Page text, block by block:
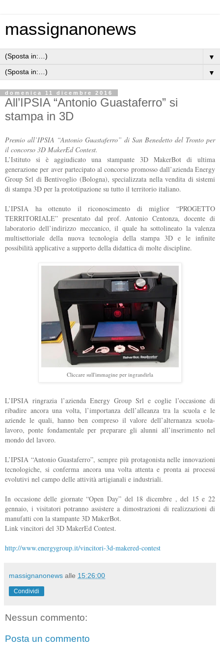
massignanonews
▼
▼
domenica 11 dicembre 2016
All’IPSIA “Antonio Guastaferro” si
stampa in 3D
Premio all’IPSIA “Antonio Guastaferro” di San Benedetto del Tronto per
il concorso 3D MakerEd Contest.
L’Istituto si è aggiudicato una stampante 3D MakerBot di ultima
generazione per aver partecipato al concorso promosso dall’azienda Energy
Group Srl di Bentivoglio (Bologna), specializzata nella vendita di sistemi
di stampa 3D per la prototipazione su tutto il territorio italiano.
L’IPSIA ha ottenuto il riconoscimento di miglior “PROGETTO
TERRITORIALE” presentato dal prof. Antonio Centonza, docente di
laboratorio dell’indirizzo meccanico, il quale ha sottolineato la valenza
multisettoriale della nuova tecnologia della stampa 3D e le infinite
possibilità applicative a supporto della didattica di molte discipline.
Cliccare sull'immagine per ingrandirla
L’IPSIA ringrazia l’azienda Energy Group Srl e coglie l’occasione di
ribadire ancora una volta, l’importanza dell’alleanza tra la scuola e le
aziende le quali, hanno ben compreso il valore dell’alternanza scuola-
lavoro, ponte fondamentale per preparare gli alunni all’inserimento nel
mondo del lavoro.
L’IPSIA “Antonio Guastaferro”, sempre più protagonista nelle innovazioni
tecnologiche, si conferma ancora una volta attenta e pronta ai processi
evolutivi nel campo delle attività artigianali e industriali.
In occasione delle giornate “Open Day” del 18 dicembre , del 15 e 22
gennaio, i visitatori potranno assistere a dimostrazioni di realizzazioni di
manufatti con la stampante 3D MakerBot.
Link vincitori del 3D MakerEd Contest.
http://www.energygroup.it/vincitori-3d-makered-contest
massignanonews alle 15:26:00
Condividi
Nessun commento:
Posta un commento